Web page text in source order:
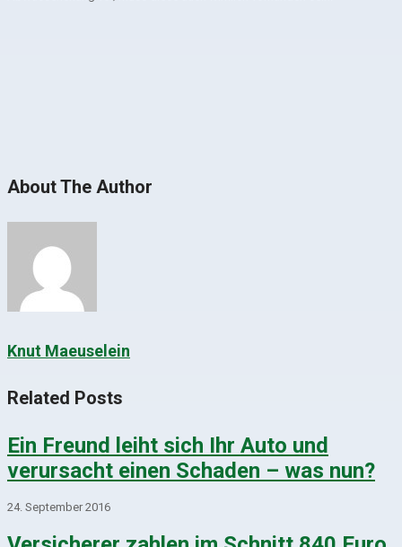
About The Author
Knut Maeuselein
Related Posts
Ein Freund leiht sich Ihr Auto und
verursacht einen Schaden – was nun?
24. September 2016